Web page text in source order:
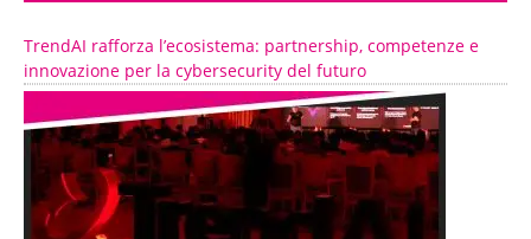
TrendAI rafforza l’ecosistema: partnership, competenze e
innovazione per la cybersecurity del futuro